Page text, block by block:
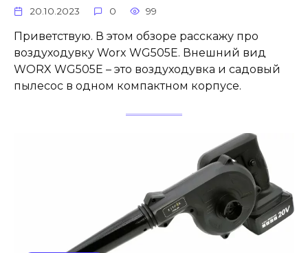
20.10.2023 0 99
Приветствую. В этом обзоре расскажу про
воздуходувку Worx WG505E. Внешний вид
WORX WG505E – это воздуходувка и садовый
пылесос в одном компактном корпусе.